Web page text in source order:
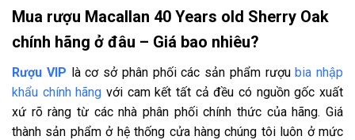
Mua rượu Macallan 40 Years old Sherry Oak
chính hãng ở đâu – Giá bao nhiêu?
Rượu VIP là cơ sở phân phối các sản phẩm rượubia nhập
khẩu chính hãng với cam kết tất cả đều có nguồn gốc xuất
xứ rõ ràng từ các nhà phân phối chính thức của hãng. Giá
thành sản phẩm ở hệ thống cửa hàng chúng tôi luôn ở mức